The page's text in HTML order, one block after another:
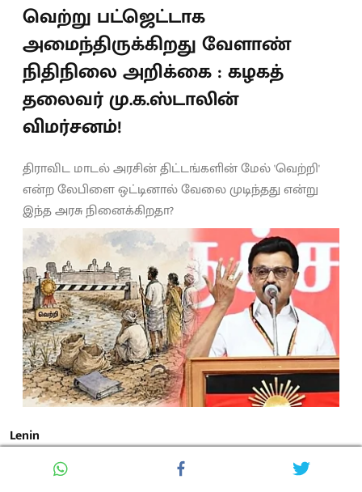
வெற்று பட்ஜெட்டாக
அமைந்திருக்கிறது வேளாண்
நிதிநிலை அறிக்கை : கழகத்
தலைவர் மு.க.ஸ்டாலின்
விமர்சனம்!
திராவிட மாடல் அரசின் திட்டங்களின் மேல் 'வெற்றி'
என்ற லேபிளை ஒட்டினால் வேலை முடிந்தது என்று
இந்த அரசு நினைக்கிறதா?
Lenin